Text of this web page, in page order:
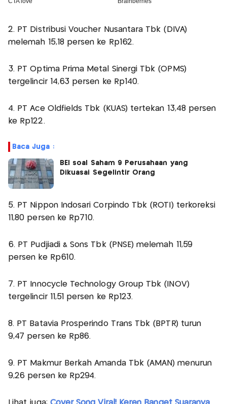
2. PT Distribusi Voucher Nusantara Tbk (DIVA)
melemah 15,18 persen ke Rp162.
3. PT Optima Prima Metal Sinergi Tbk (OPMS)
tergelincir 14,63 persen ke Rp140.
4. PT Ace Oldfields Tbk (KUAS) tertekan 13,48 persen
ke Rp122.
Baca Juga :
BEI soal Saham 9 Perusahaan yang
Dikuasai Segelintir Orang
5. PT Nippon Indosari Corpindo Tbk (ROTI) terkoreksi
11,80 persen ke Rp710.
6. PT Pudjiadi & Sons Tbk (PNSE) melemah 11,59
persen ke Rp610.
7. PT Innocycle Technology Group Tbk (INOV)
tergelincir 11,51 persen ke Rp123.
8. PT Batavia Prosperindo Trans Tbk (BPTR) turun
9,47 persen ke Rp86.
9. PT Makmur Berkah Amanda Tbk (AMAN) menurun
9,26 persen ke Rp294.